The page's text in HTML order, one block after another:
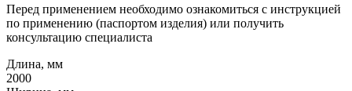
Перед применением необходимо ознакомиться с инструкцией
по применению (паспортом изделия) или получить
консультацию специалиста
Длина, мм
2000